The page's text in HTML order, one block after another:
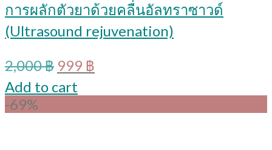
การผลักตัวยาด้วยคลื่นอัลทราซาวด์
(Ultrasound rejuvenation)
2,000฿ Original
price
was:
2,000 ฿.
999 ฿
is:
999 ฿.
Add to cart
-69%